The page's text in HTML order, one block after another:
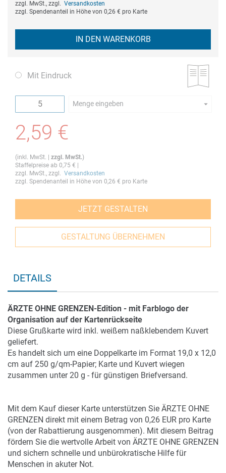
zzgl. MwSt., zzgl. Versandkosten
zzgl. Spendenanteil in Höhe von 0,26 € pro Karte
IN DEN WARENKORB
Mit Eindruck
Menge eingeben
2,59 €
(inkl. MwSt. | zzgl. MwSt.)
Staffelpreise ab 0,75 € |
zzgl. MwSt., zzgl. Versandkosten
zzgl. Spendenanteil in Höhe von 0,26 € pro Karte
JETZT GESTALTEN
GESTALTUNG ÜBERNEHMEN
DETAILS
ÄRZTE OHNE GRENZEN-Edition - mit Farblogo der
Organisation auf der Kartenrückseite
Diese Grußkarte wird inkl. weißem naßklebendem Kuvert
geliefert.
Es handelt sich um eine Doppelkarte im Format 19,0 x 12,0
cm auf 250 g/qm-Papier; Karte und Kuvert wiegen
zusammen unter 20 g - für günstigen Briefversand.
Mit dem Kauf dieser Karte unterstützen Sie ÄRZTE OHNE
GRENZEN direkt mit einem Betrag von 0,26 EUR pro Karte
(von der Rabattierung ausgenommen). Mit diesem Beitrag
fördern Sie die wertvolle Arbeit von ÄRZTE OHNE GRENZEN
und sichern schnelle und unbürokratische Hilfe für
Menschen in akuter Not.